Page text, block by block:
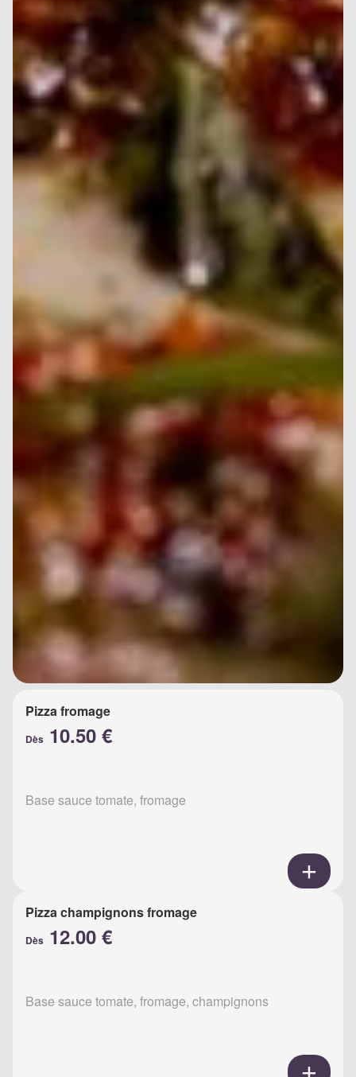
Pizza fromage
Dès 10.50 €
Base sauce tomate, fromage
Pizza champignons fromage
Dès 12.00 €
Base sauce tomate, fromage, champignons